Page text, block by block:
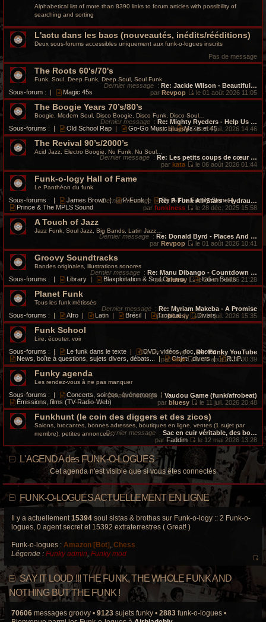
Alphabetical list of more than 8390 links to forum articles with possibility of
searching and sorting
L'actu dans les bacs (nouveautés, inédits/rééditions)
Deux sous-forums accessibles uniquement aux funk-o-logues inscrits
Pas de message
The Roots 60's/70's
Funk, Soul, Deep Funk, Deep Soul, Soul Funk…
Sous-forum : | Magic 45s
Dernier message : Re: Jackie Wilson - Beautiful…
par Revpop
V
r
l
e
r
n
i
e
s
s
e
le 01 août 2026 11:05
The Boogie Years 70’s/80’s
Boogie, Modern Soul, Disco Boogie, Disco Funk, Disco Soul…
Sous-forums : | Old School Rap | Go-Go Music | Maxis et 45
Dernier message : Re: Mighty Ryeders - Help Us …
parbluesy
V
r
l
e
n
i
e
e
s
s
e
le 14 juil. 2026 14:46
The Revival 90’s/2000’s
Acid Jazz, Electro Boogie, Nu Funk, Nu Soul…
Dernier message : Re: Les petits coups de cœur …
par kata
V
l
e
d
n
e
e
s
s
e
le 06 août 2026 01:44
Funk-o-logy Hall of Fame
Le Panthéon du funk
Sous-forums : | James Brown | P-Funk | Sly & The Family Stone |
Prince & The MPLS Sound
Dernier message :Re: P-Funk All-Stars - Hydrau…
par funkiness
V
r
e
r
n
i
m
e
s
e
le 28 déc. 2025 15:58
A Touch of Jazz
Jazz Funk, Soul Jazz, Big Bands, Latin Jazz…
Dernier message : Re: Donald Byrd - Places And …
par Revpop
V
r
l
e
r
n
i
e
s
s
le 01 août 2026 10:41
Groovy Soundtracks
Bandes originales, illustrations sonores
Sous-forums : | Library | Blaxploitation & Soul Cinema | Italian Beats
Dernier message : Re: Manu Dibango - Countdown …
parbluesy
V
r
l
e
n
i
e
s
a
e
le 21 avr. 2026 21:28
Planet Funk
Tous les funk métissés
Sous-forums : | Afro | Latin | Brésil | Tropical | Divers
Dernier message : Re: Myriam Makeba - A Promise
parbluesy
V
l
e
d
i
e
r
m
e
s
s
a
g
e
le 14 juil. 2026 15:35
Funk School
Lire, écouter, voir
Sous-forums : | Le funk dans le texte | DVD, vidéos, doc, photos |
News, boîte à questions, sujets divers, débats...
| Objets divers | R.I.P.
Dernier message:Re: Funky YouTube
parkata
V
l
e
d
e
r
n
i
e
m
e
s
s
a
g
e
le 06 août 2026 00:39
Funky agenda
Les rendez-vous à ne pas manquer
Sous-forums : | Concerts, soirées, événements |
Émissions, films (TV-Radio-Web)
Dernier message : Vaudou Game (funk/afrobeat)
par bluesy
V
o
r
l
e
e
r
n
i
e
r
m
e
s
s
le 11 juil. 2026 20:48
Funkhunt (le coin des diggers et des zicos)
Salons, brocantes, bonnes adresses, boutiques en ligne, ventes (1 sujet par
membre), petites annonces...Dernier message : Sac en cuir véritable, des bo…
par Faddim
V
o
i
r
e
d
e
r
i
a
g
e
le 12 mai 2026 13:28
L'AGENDA des FUNK-O-LOGUES
Cet agenda n'est visible que si vous êtes connectés
FUNK-O-LOGUES ACTUELLEMENT EN LIGNE
Il y a actuellement 15394 soul sistas & brothas sur Funk-o-logy :: 2 Funk-o-
logues, 0 agent secret et 15392 extraterrestres ( Great! )
Funk-o-logues : Amazon [Bot] Chess
Légende : Funky admin Funky mod
e
d
SAY IT LOUD !!! THE FUNK, THE WHOLE FUNK AND
NOTHING BUT THE FUNK !
70606 messages groovy • 9123 sujets funky • 2883 funk-o-logues •